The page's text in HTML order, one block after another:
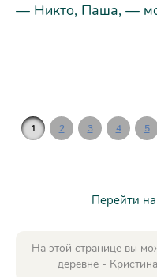
— Никто, Паша, —
1 2 3 4 5
Перейти
На этой странице вы
деревне -